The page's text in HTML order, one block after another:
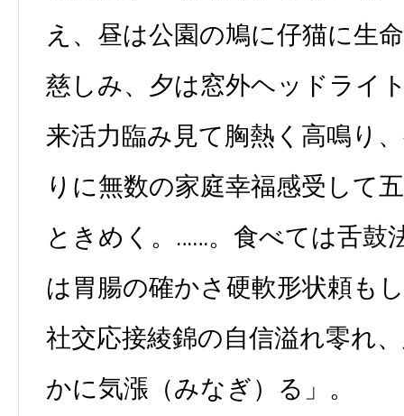
え、昼は公園の鳩に仔猫に生
慈しみ、夕は窓外ヘッドライ
来活力臨み見て胸熱く高鳴り
りに無数の家庭幸福感受して
ときめく。……。食べては舌鼓
は胃腸の確かさ硬軟形状頼も
社交応接綾錦の自信溢れ零れ
かに気漲（みなぎ）る」。